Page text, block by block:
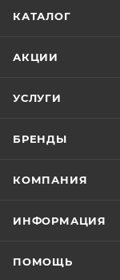
КАТАЛОГ
АКЦИИ
УСЛУГИ
БРЕНДЫ
КОМПАНИЯ
ИНФОРМАЦИЯ
ПОМОЩЬ